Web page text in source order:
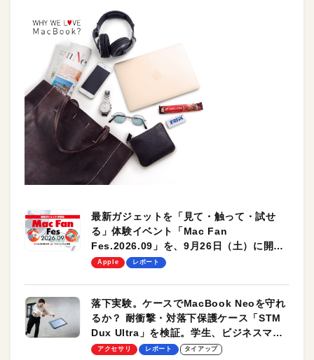
最新ガジェットを「見て・触って・試せ
る」体験イベント「Mac Fan
Fes.2026.09」を、9月26日（土）に開催
します！
Apple レポート
落下実験。ケースでMacBook Neoを守れ
るか？ 耐衝撃・対落下保護ケース「STM
Dux Ultra」を検証。学生、ビジネスマン
のモバイルユースに最適！
アクセサリ レポート タイアップ